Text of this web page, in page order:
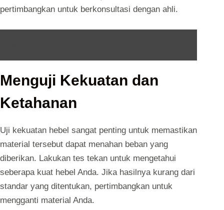
pertimbangkan untuk berkonsultasi dengan ahli.
Menguji Kekuatan dan
Ketahanan
Uji kekuatan hebel sangat penting untuk memastikan
material tersebut dapat menahan beban yang
diberikan. Lakukan tes tekan untuk mengetahui
seberapa kuat hebel Anda. Jika hasilnya kurang dari
standar yang ditentukan, pertimbangkan untuk
mengganti material Anda.